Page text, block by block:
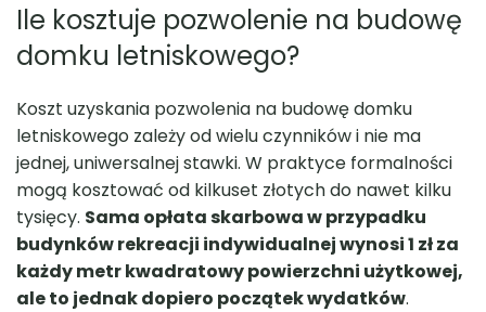
Ile kosztuje pozwolenie na budowę
domku letniskowego?
Koszt uzyskania pozwolenia na budowę domku
letniskowego zależy od wielu czynników i nie ma
jednej, uniwersalnej stawki. W praktyce formalności
mogą kosztować od kilkuset złotych do nawet kilku
tysięcy. Sama opłata skarbowa w przypadku
budynków rekreacji indywidualnej wynosi 1 zł za
każdy metr kwadratowy powierzchni użytkowej,
ale to jednak dopiero początek wydatków.